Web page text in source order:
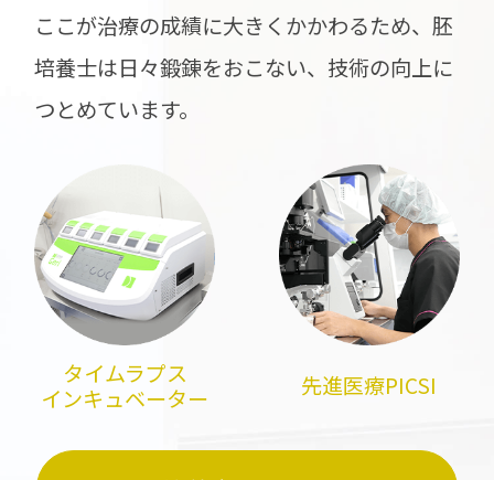
ここが治療の成績に大きくかかわるため、胚
培養士は日々鍛錬をおこない、技術の向上に
つとめています。
タイムラプス
インキュベーター
先進医療PICSI